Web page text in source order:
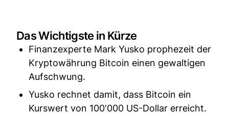
Das Wichtigste in Kürze
Finanzexperte Mark Yusko prophezeit der
Kryptowährung Bitcoin einen gewaltigen
Aufschwung.
Yusko rechnet damit, dass Bitcoin ein
Kurswert von 100'000 US-Dollar erreicht.